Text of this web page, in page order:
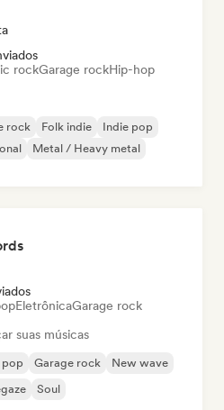
rockGarage rockHip-hop
rock Folk indie
Indie pop
Metal / Heavy metal
EletrônicaGarage rock
suas músicas
pop Garage rock
New wave
Soul